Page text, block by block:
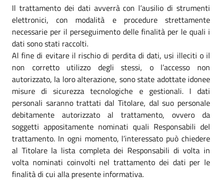
Il trattamento dei dati avverrà con l’ausilio di strumenti
elettronici, con modalità e procedure strettamente
necessarie per il perseguimento delle finalità per le quali i
dati sono stati raccolti.
Al fine di evitare il rischio di perdita di dati, usi illeciti o il
non corretto utilizzo degli stessi, o l’accesso non
autorizzato, la loro alterazione, sono state adottate idonee
misure di sicurezza tecnologiche e gestionali. I dati
personali saranno trattati dal Titolare, dal suo personale
debitamente autorizzato al trattamento, ovvero da
soggetti appositamente nominati quali Responsabili del
trattamento. In ogni momento, l’interessato può chiedere
al Titolare la lista completa dei Responsabili di volta in
volta nominati coinvolti nel trattamento dei dati per le
finalità di cui alla presente informativa.